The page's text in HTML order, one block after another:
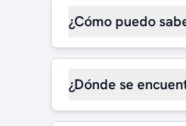
¿Cómo puedo
¿Dónde se